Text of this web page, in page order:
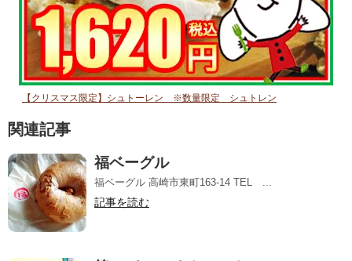
【クリスマス限定】シュトーレン ※数量限定 シュトレン
関連記事
福ベーグル
福ベーグル 高崎市東町163-14 TEL ...
記事を読む